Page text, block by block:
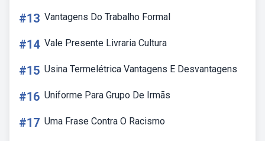
#13 Vantagens Do Trabalho Formal
#14 Vale Presente Livraria Cultura
#15 Usina Termelétrica Vantagens E Desvantagens
#16 Uniforme Para Grupo De Irmãs
#17 Uma Frase Contra O Racismo